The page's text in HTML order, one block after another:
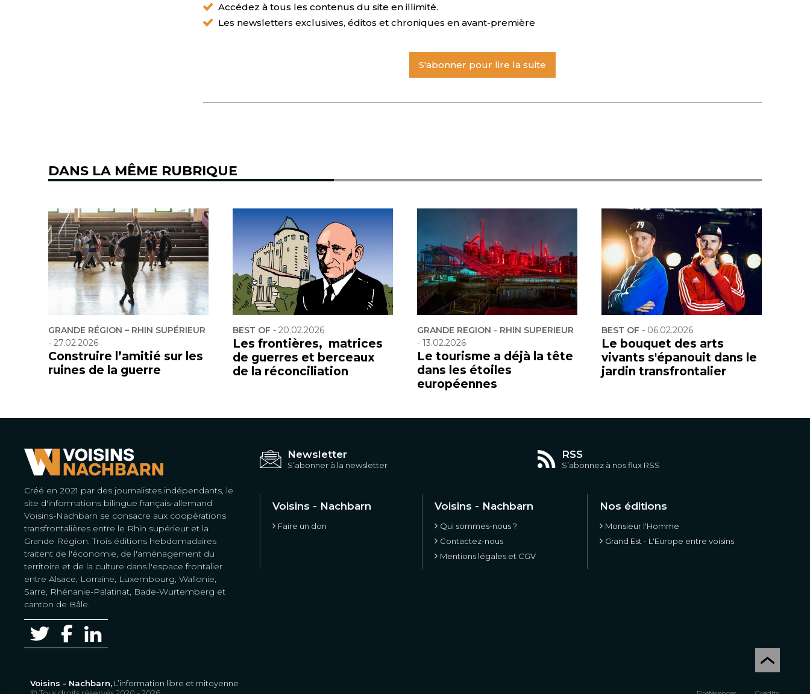
Accédez à tous les contenus du site en illimité.
Les newsletters exclusives, éditos et chroniques en avant-première
S'abonner pour lire la suite
DANS LA MÊME RUBRIQUE
GRANDE RÉGION – RHIN SUPÉRIEUR
- 27.02.2026
Construire l’amitié sur les
ruines de la guerre
BEST OF - 20.02.2026
Les frontières, matrices
de guerres et berceaux
de la réconciliation
GRANDE REGION - RHIN SUPERIEUR
- 13.02.2026
Le tourisme a déjà la tête
dans les étoiles
européennes
BEST OF - 06.02.2026
Le bouquet des arts
vivants s'épanouit dans le
jardin transfrontalier
Créé en 2021 par des journalistes indépendants, le
site d'informations bilingue français-allemand
Voisins-Nachbarn se consacre aux coopérations
transfrontalières entre le Rhin supérieur et la
Grande Région. Trois éditions hebdomadaires
traitent de l'économie, de l'aménagement du
territoire et de la culture dans l'espace frontalier
entre Alsace, Lorraine, Luxembourg, Wallonie,
Sarre, Rhénanie-Palatinat, Bade-Wurtemberg et
canton de Bâle.
Newsletter
S’abonner à la newsletter
RSS
S’abonnez à nos flux RSS
Voisins - Nachbarn
Faire un don
Voisins - Nachbarn
Qui sommes-nous ?
Contactez-nous
Mentions légales et CGV
Nos éditions
Monsieur l'Homme
Grand Est - L'Europe entre voisins
Voisins - Nachbarn, L’information libre et mitoyenne